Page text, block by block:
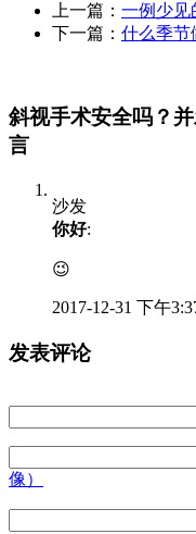
上一篇： 一例少见
下一篇： 什么季节
斜视手术安全吗？
言
沙发
你好:
😉
2017-12-31 下午
发表评论
像）